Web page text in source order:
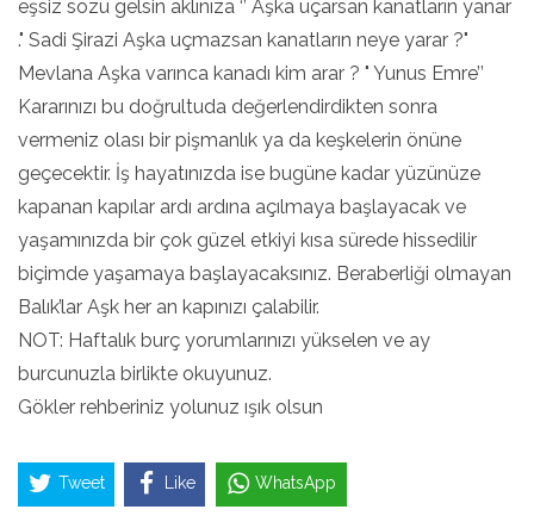
eşsiz sözü gelsin aklınıza ‘’ Aşka uçarsan kanatların yanar
." Sadi Şirazi Aşka uçmazsan kanatların neye yarar ?"
Mevlana Aşka varınca kanadı kim arar ? " Yunus Emre’’
Kararınızı bu doğrultuda değerlendirdikten sonra
vermeniz olası bir pişmanlık ya da keşkelerin önüne
geçecektir. İş hayatınızda ise bugüne kadar yüzünüze
kapanan kapılar ardı ardına açılmaya başlayacak ve
yaşamınızda bir çok güzel etkiyi kısa sürede hissedilir
biçimde yaşamaya başlayacaksınız. Beraberliği olmayan
Balık’lar Aşk her an kapınızı çalabilir.
NOT: Haftalık burç yorumlarınızı yükselen ve ay
burcunuzla birlikte okuyunuz.
Gökler rehberiniz yolunuz ışık olsun
Tweet Like WhatsApp